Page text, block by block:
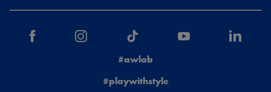
#awlab
#playwithstyle